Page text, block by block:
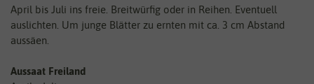
April bis Juli ins freie. Breitwürfig oder in Reihen. Eventuell
auslichten. Um junge Blätter zu ernten mit ca. 3 cm Abstand
aussäen.
Aussaat Freiland